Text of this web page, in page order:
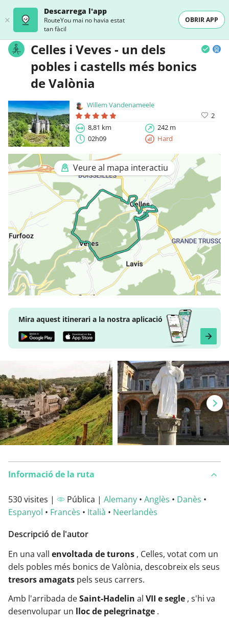
Descarrega l'app
RouteYou mai no havia estat
tan fàcil
OBRIR APP
Celles i Veves - un dels
pobles i castells més bonics
de Valònia
Willem Vandenameele
2
8,81 km
242 m
02h09
Hard
Veure al mapa interactiu
Mira aquest itinerari a la nostra aplicació
Informació de la ruta
530 visites | Pública | Alemany • Anglès • Danès •
Espanyol • Francès • Italià • Neerlandès
Descripció de l'autor
En una vall envoltada de turons , Celles, votat com un
dels pobles més bonics de Valònia, descobreix els seus
tresors amagats pels seus carrers.
Amb l'arribada deSaint-Hadelin al VII e segle , s'hi va
desenvolupar un lloc de pelegrinatge .